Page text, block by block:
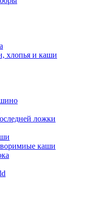
хлопья и каши
ложки
каши